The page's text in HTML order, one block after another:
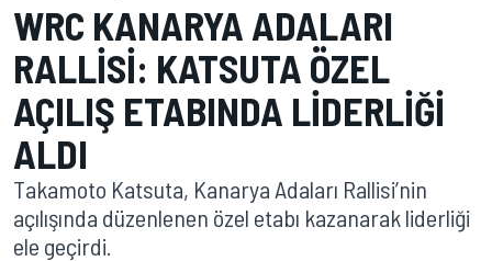
WRC KANARYA ADALARI
RALLISI: KATSUTA ÖZEL
AÇILIŞ ETABINDA LIDERLIĞI
ALDI
Takamoto Katsuta, Kanarya Adaları Rallisi’nin
açılışında düzenlenen özel etabı kazanarak liderliği
ele geçirdi.